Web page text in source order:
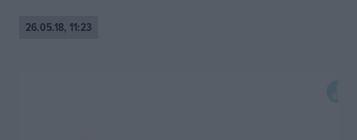
26.05.18, 11:23